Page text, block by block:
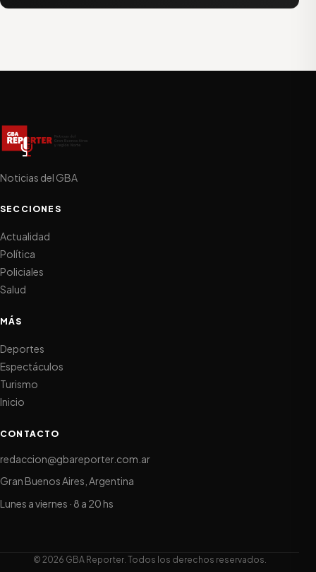
Noticias del GBA
SECCIONES
Actualidad
Política
Policiales
Salud
MÁS
Deportes
Espectáculos
Turismo
Inicio
CONTACTO
redaccion@gbareporter.com.ar
Gran Buenos Aires, Argentina
Lunes a viernes · 8 a 20 hs
© 2026 GBA Reporter. Todos los derechos reservados.